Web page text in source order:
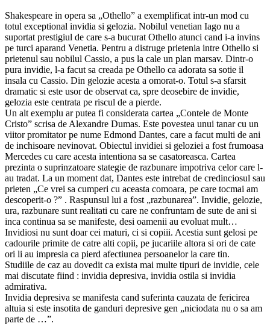
Shakespeare in opera sa „Othello” a exemplificat intr-un mod cu
totul exceptional invidia si gelozia. Nobilul venetian Iago nu a
suportat prestigiul de care s-a bucurat Othello atunci cand i-a invins
pe turci aparand Venetia. Pentru a distruge prietenia intre Othello si
prietenul sau nobilul Cassio, a pus la cale un plan marsav. Dintr-o
pura invidie, l-a facut sa creada pe Othello ca adorata sa sotie il
insala cu Cassio. Din gelozie acesta a omorat-o. Totul s-a sfarsit
dramatic si este usor de observat ca, spre deosebire de invidie,
gelozia este centrata pe riscul de a pierde.
Un alt exemplu ar putea fi considerata cartea „Contele de Monte
Cristo” scrisa de Alexandre Dumas. Este povestea unui tanar cu un
viitor promitator pe nume Edmond Dantes, care a facut multi de ani
de inchisoare nevinovat. Obiectul invidiei si geloziei a fost frumoasa
Mercedes cu care acesta intentiona sa se casatoreasca. Cartea
prezinta o suprinzatoare stategie de razbunare impotriva celor care l-
au tradat. La un moment dat, Dantes este intrebat de credinciosul sau
prieten „Ce vrei sa cumperi cu aceasta comoara, pe care tocmai am
descoperit-o ?” . Raspunsul lui a fost „razbunarea”. Invidie, gelozie,
ura, razbunare sunt realitati cu care ne confruntam de sute de ani si
inca continua sa se manifeste, desi oamenii au evoluat mult…
Invidiosi nu sunt doar cei maturi, ci si copiii. Acestia sunt gelosi pe
cadourile primite de catre alti copii, pe jucariile altora si ori de cate
ori li au impresia ca pierd afectiunea persoanelor la care tin.
Studiile de caz au dovedit ca exista mai multe tipuri de invidie, cele
mai discutate fiind : invidia depresiva, invidia ostila si invidia
admirativa.
Invidia depresiva se manifesta cand suferinta cauzata de fericirea
altuia si este insotita de ganduri depresive gen „niciodata nu o sa am
parte de …”.